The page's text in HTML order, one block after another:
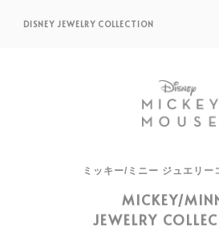
DISNEY JEWELRY COLLECTION
ミッキー/ミニー ジュエリー
MICKEY/
JEWELRY